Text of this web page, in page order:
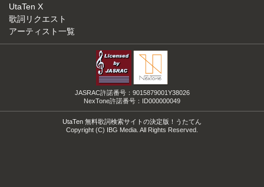
UtaTen X
歌詞リクエスト
アーティスト一覧
JASRAC許諾番号：9015879001Y38026
NexTone許諾番号：ID000000049
UtaTen 無料歌詞検索サイトの決定版！うたてん
Copyright (C) IBG Media. All Rights Reserved.